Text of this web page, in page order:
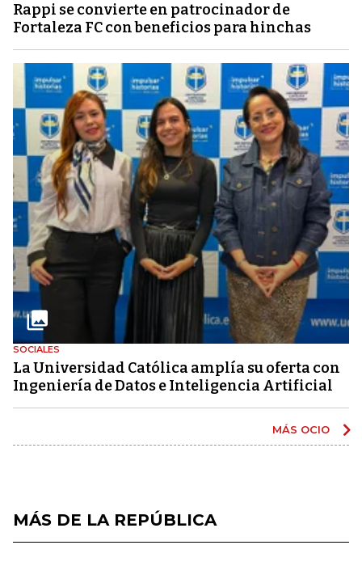
Rappi se convierte en patrocinador de
Fortaleza FC con beneficios para hinchas
SOCIALES
La Universidad Católica amplía su oferta con
Ingeniería de Datos e Inteligencia Artificial
MÁS OCIO
MÁS DE LA REPÚBLICA